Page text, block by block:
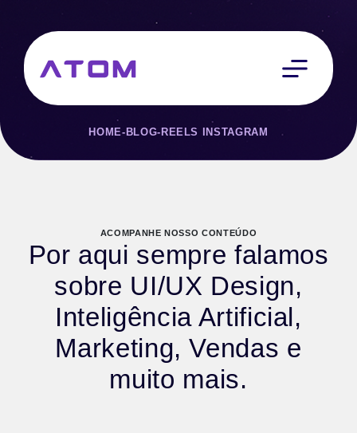
HOME- BLOG- REELS INSTAGRAM
ACOMPANHE NOSSO CONTEÚDO
Por aqui sempre falamos
sobre UI/UX Design,
Inteligência Artificial,
Marketing, Vendas e
muito mais.